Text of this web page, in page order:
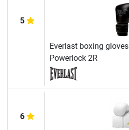
5
Everlast boxing gloves
Powerlock 2R
6